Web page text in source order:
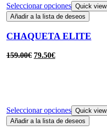
Seleccionar opciones Quick view
Añadir a la lista de deseos
CHAQUETA ELITE
159.00€ 79.50€
Seleccionar opciones Quick view
Añadir a la lista de deseos